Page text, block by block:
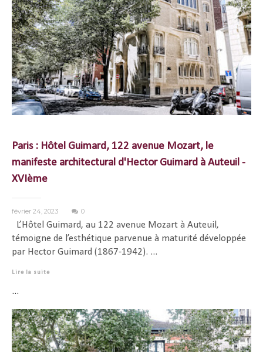
Paris : Hôtel Guimard, 122 avenue Mozart, le
manifeste architectural d'Hector Guimard à Auteuil -
XVIème
février 24, 2023 0
L’Hôtel Guimard, au 122 avenue Mozart à Auteuil,
témoigne de l’esthétique parvenue à maturité développée
par Hector Guimard (1867-1942). ...
Lire la suite
...